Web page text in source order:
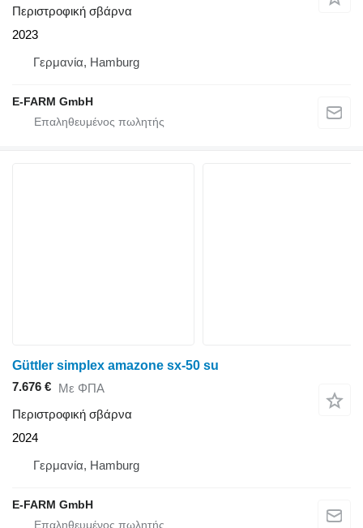
Περιστροφική σβάρνα
2023
Γερμανία, Hamburg
E-FARM GmbH
Güttler simplex amazone sx-50 su
7.676 € Με ΦΠΑ
Περιστροφική σβάρνα
2024
Γερμανία, Hamburg
E-FARM GmbH